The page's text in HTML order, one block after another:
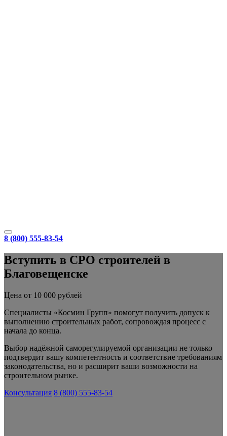
8 (800) 555-83-54
Вступить в СРО строителей в
Благовещенске
Цена от 10 000 рублей
Специалисты «Космин Групп» помогут получить допуск к
выполнению строительных работ, сопровождая процесс с
начала до конца.
Выбор надёжной саморегулируемой организации не только
подтвердит вашу компетентность и соответствие требованиям
законодательства, но и расширит ваши возможности на
строительном рынке.
Консультация 8 (800) 555-83-54